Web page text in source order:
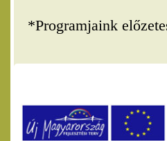
*Programjaink